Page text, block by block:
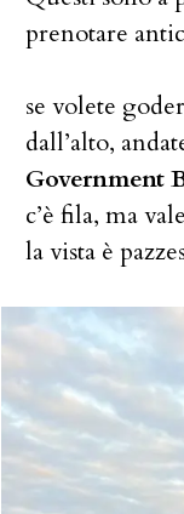
prenotare
se volete
dall’alto,
Government
c’è fila, ma
la vista è